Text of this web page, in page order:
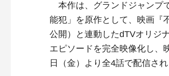
本作は、グランドジャンプ
能犯」を原作として、映画『
公開）と連動したdTVオリジ
エピソードを完全映像化し、
日（金）より全4話で配信され